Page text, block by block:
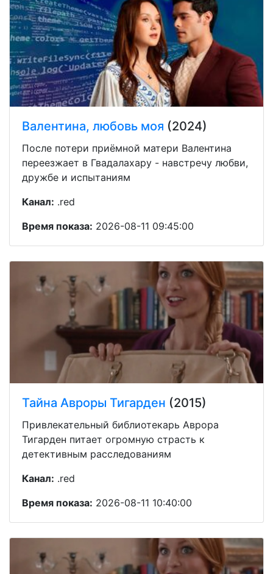
Валентина, любовь моя (2024)
После потери приёмной матери Валентина
переезжает в Гвадалахару - навстречу любви,
дружбе и испытаниям
Канал: .red
Время показа: 2026-08-11 09:45:00
Тайна Авроры Тигарден (2015)
Привлекательный библиотекарь Аврора
Тигарден питает огромную страсть к
детективным расследованиям
Канал: .red
Время показа: 2026-08-11 10:40:00